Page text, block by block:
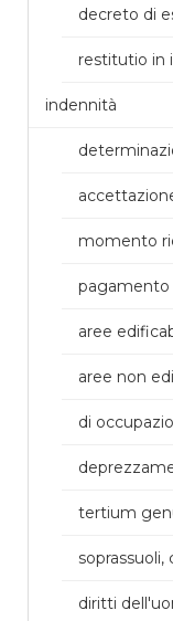
decreto di
restitutio in
indennità
momento
pagamento
aree
aree non
di
tertium
soprassuoli,
diritti